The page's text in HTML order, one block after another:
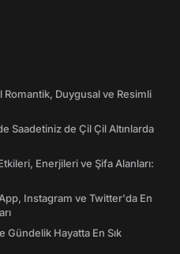
Romantik, Duygusal ve Resimli
Saadetiniz de Çil Çil Altınlarda
Enerjileri ve Şifa Alanları:
Instagram ve Twitter'da En
Gündelik Hayatta En Sık